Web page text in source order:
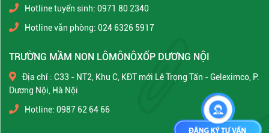
Hotline tuyển sinh: 0971 80 2340
Hotline văn phòng: 024 6326 5917
TRƯỜNG MẦM NON LÔMÔNÔXỐP DƯƠNG NỘI
Địa chỉ : C33 - NT2, Khu C, KĐT mới Lê Trọng Tấn - Geleximco, P.
Dương Nội, Hà Nội
Hotline: 0987 62 64 66